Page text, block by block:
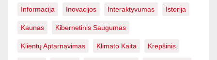
Informacija Inovacijos Interaktyvumas Istorija
Kaunas Kibernetinis Saugumas
Klientų Aptarnavimas Klimato Kaita Krepšinis